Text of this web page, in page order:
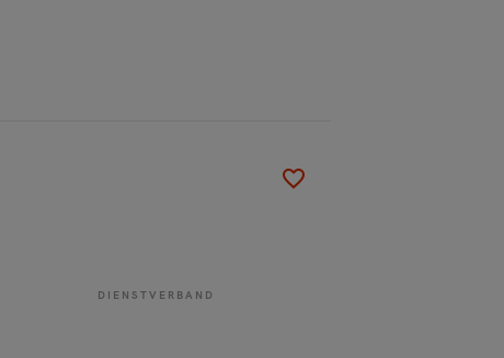
DIENSTVERBAND